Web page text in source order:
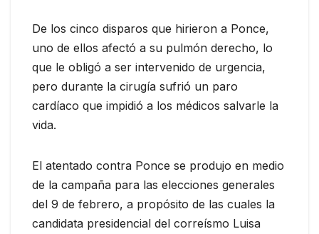
De los cinco disparos que hirieron a Ponce,
uno de ellos afectó a su pulmón derecho, lo
que le obligó a ser intervenido de urgencia,
pero durante la cirugía sufrió un paro
cardíaco que impidió a los médicos salvarle la
vida.
El atentado contra Ponce se produjo en medio
de la campaña para las elecciones generales
del 9 de febrero, a propósito de las cuales la
candidata presidencial del correísmo Luisa